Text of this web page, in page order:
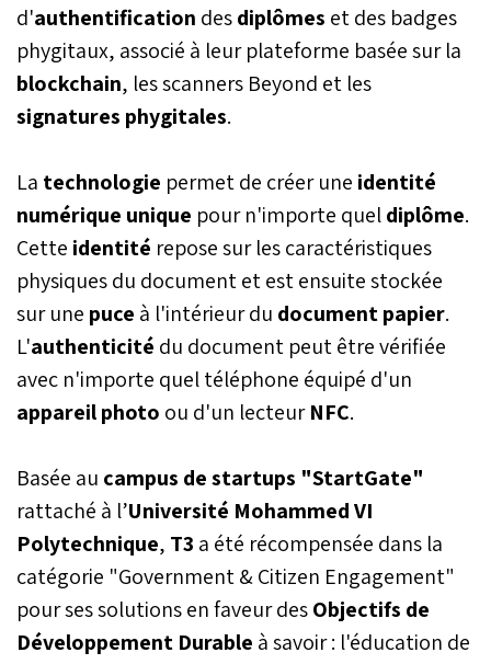
d'authentification desdiplômes et des badges
phygitaux, associé à leur plateforme basée sur la
blockchain, les scanners Beyond et les
signatures phygitales.
La technologie permet de créer une identité
numérique unique pour n'importe queldiplôme.
Cette identité repose sur les caractéristiques
physiques du document et est ensuite stockée
sur une puce à l'intérieur du document papier.
L'authenticité du document peut être vérifiée
avec n'importe quel téléphone équipé d'un
appareil photo ou d'un lecteurNFC.
Basée au campus de startups "StartGate"
rattaché à l’Université Mohammed VI
Polytechnique, T3 a été récompensée dans la
catégorie "Government & Citizen Engagement"
pour ses solutions en faveur desObjectifs de
Développement Durable à savoir : l'éducation de